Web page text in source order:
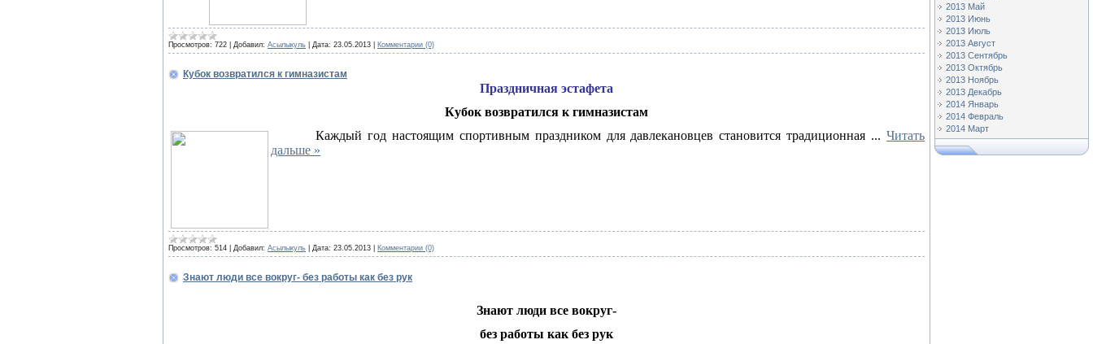
Просмотров: 722 Добавил: Асылыкуль Дата: 23.05.2013 Комментарии (0)
Кубок возвратился к гимназистам
Праздничная эстафета
Кубок возвратился к гимназистам
Каждый год настоящим спортивным праздником для давлекановцев становится традиционная ...Читать
дальше »
Просмотров: 514 Добавил: Асылыкуль Дата: 23.05.2013 Комментарии (0)
Знают люди все вокруг- без работы как без рук
Знают люди все вокруг-
без работы как без рук
2013 Май
2013 Июнь
2013 Июль
2013 Август
2013 Сентябрь
2013 Октябрь
2013 Ноябрь
2013 Декабрь
2014 Январь
2014 Февраль
2014 Март